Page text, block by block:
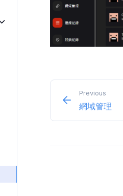
Previous
網域管理